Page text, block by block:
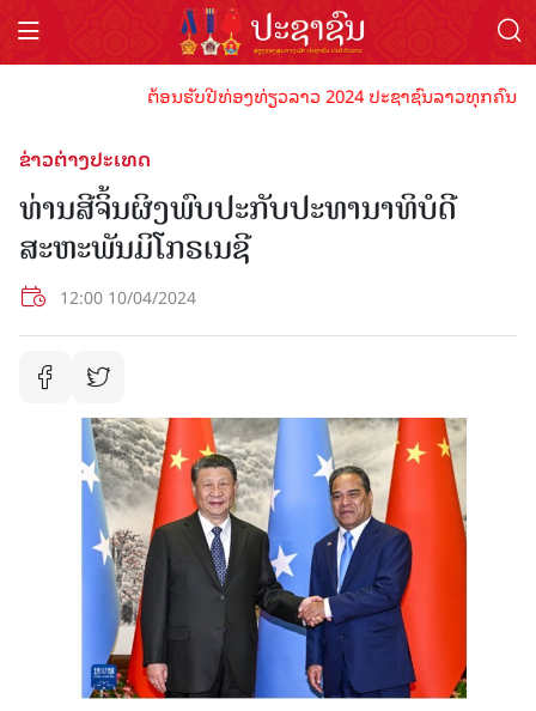
ຕ້ອນຮັບປີທ່ອງທ່ຽວລາວ 2024 ປະຊາຊົນລາວທຸກຄົນຈົ່
ຂ່າວຕ່າງປະເທດ
ທ່ານສີຈິ້ນຜິງພົບປະກັບປະທານາທິບໍດີ
ສະຫະພັນມິໂກຣເນຊີ
12:00 10/04/2024